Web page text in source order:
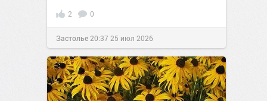
2 0
Застолье 20:37 25 июл 2026